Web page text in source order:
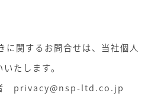
関するお問合せは、当社個人
たします。
privacy@nsp-ltd.co.jp